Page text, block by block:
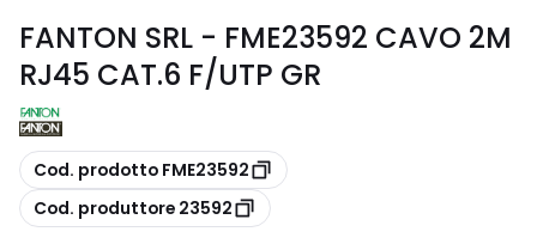
FANTON SRL - FME23592 CAVO 2M
RJ45 CAT.6 F/UTP GR
copia
Cod. prodotto FME23592
copia
Cod. produttore 23592